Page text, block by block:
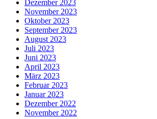
Dezember 2023
November 2023
Oktober 2023
September 2023
August 2023
Juli 2023
Juni 2023
April 2023
März 2023
Februar 2023
Januar 2023
Dezember 2022
November 2022